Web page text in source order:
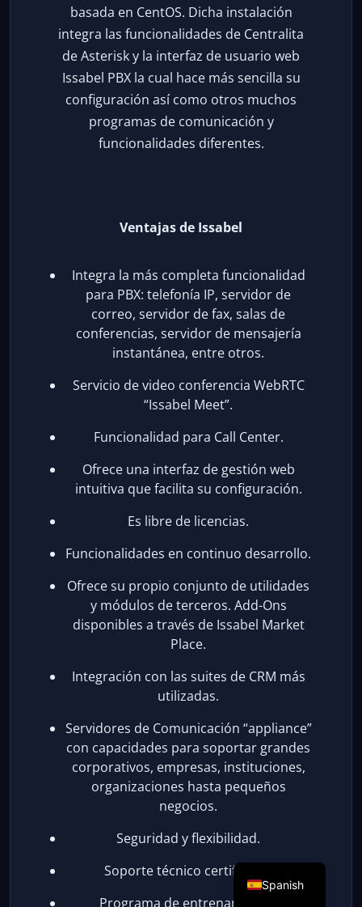
basada en CentOS. Dicha instalación
integra las funcionalidades de Centralita
de Asterisk y la interfaz de usuario web
Issabel PBX la cual hace más sencilla su
configuración así como otros muchos
programas de comunicación y
funcionalidades diferentes.
Ventajas de Issabel
Integra la más completa funcionalidad
para PBX: telefonía IP, servidor de
correo, servidor de fax, salas de
conferencias, servidor de mensajería
instantánea, entre otros.
Servicio de video conferencia WebRTC
“Issabel Meet”.
Funcionalidad para Call Center.
Ofrece una interfaz de gestión web
intuitiva que facilita su configuración.
Es libre de licencias.
Funcionalidades en continuo desarrollo.
Ofrece su propio conjunto de utilidades
y módulos de terceros. Add-Ons
disponibles a través de Issabel Market
Place.
Integración con las suites de CRM más
utilizadas.
Servidores de Comunicación “appliance”
con capacidades para soportar grandes
corporativos, empresas, instituciones,
organizaciones hasta pequeños
negocios.
Seguridad y flexibilidad.
Soporte técnico certificado.
Programa de entrenamiento.
Spanish